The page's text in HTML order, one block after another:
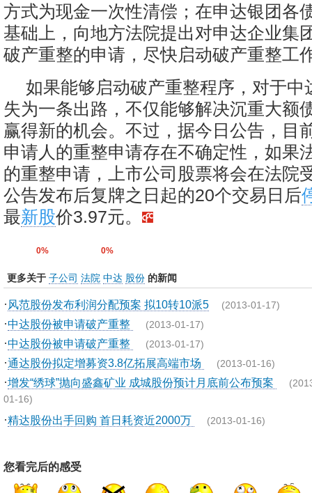
方式为现金一次性清偿；在申达银团各
基础上，向地方法院提出对申达企业集
破产重整的申请，尽快启动破产重整工
如果能够启动破产重整程序，对于中
失为一条出路，不仅能够解决沉重大额
赢得新的机会。不过，据今日公告，目
申请人的重整申请存在不确定性，如果
的重整申请，上市公司股票将会在法院
公告发布后复牌之日起的20个交易日后
最新股价3.97元。
0% 0%
更多关于 子公司 法院 中达 股份 的新闻
· 风范股份发布利润分配预案 拟10转10派5 (2013-01-17)
·中达股份被申请破产重整 (2013-01-17)
·中达股份被申请破产重整 (2013-01-17)
·通达股份拟定增募资3.8亿拓展高端市场 (2013-01-16)
·增发“绣球”抛向盛鑫矿业 成城股份预计月底前公布预案
01-16)
·精达股份出手回购 首日耗资近2000万 (2013-01-16)
您看完后的感受